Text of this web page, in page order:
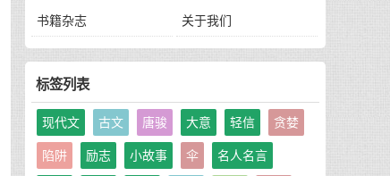
书籍杂志 关于我们
标签列表
现代文 古文 唐骏 大意 轻信 贪婪
陷阱 励志 小故事 伞 名人名言